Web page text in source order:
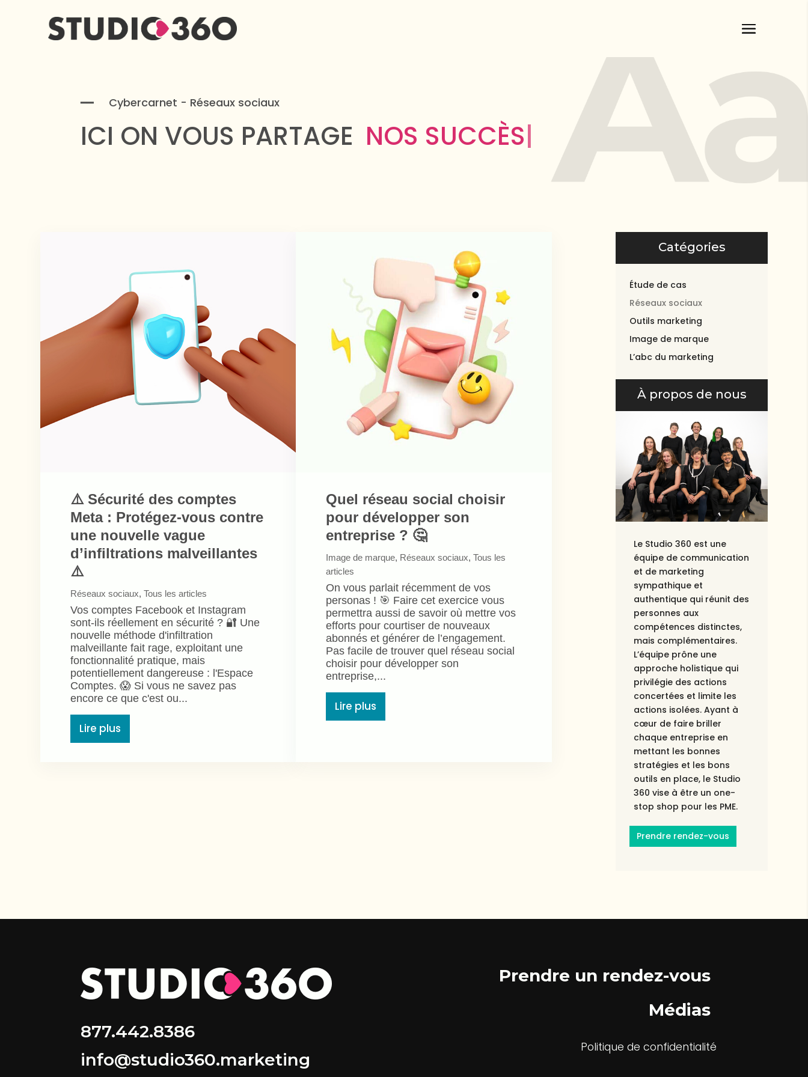
━━ Cybercarnet - Réseaux sociaux
ICI ON VOUS PARTAGE NOS SUC|
⚠️ Sécurité des comptes
Meta : Protégez-vous contre
une nouvelle vague
d’infiltrations malveillantes
⚠️
Réseaux sociaux,Tous les articles
Vos comptes Facebook et Instagram
sont-ils réellement en sécurité ? 🔐 Une
nouvelle méthode d'infiltration
malveillante fait rage, exploitant une
fonctionnalité pratique, mais
potentiellement dangereuse : l'Espace
Comptes. 😱 Si vous ne savez pas
encore ce que c'est ou...
Lire plus
Quel réseau social choisir
pour développer son
entreprise ? 🤔
Image de marque, Réseaux sociaux,Tous les
articles
On vous parlait récemment de vos
personas ! 🎯 Faire cet exercice vous
permettra aussi de savoir où mettre vos
efforts pour courtiser de nouveaux
abonnés et générer de l’engagement.
Pas facile de trouver quel réseau social
choisir pour développer son
entreprise,...
Lire plus
Catégories
Étude de cas
Réseaux sociaux
Outils marketing
Image de marque
L’abc du marketing
À propos de nous
Le Studio 360 est une
équipe de communication
et de marketing
sympathique et
authentique qui réunit des
personnes aux
compétences distinctes,
mais complémentaires.
L’équipe prône une
approche holistique qui
privilégie des actions
concertées et limite les
actions isolées. Ayant à
cœur de faire briller
chaque entreprise en
mettant les bonnes
stratégies et les bons
outils en place, le Studio
360 vise à être un one-
stop shop pour les PME.
Prendre rendez-vous
877.442.8386
info@studio360.marketing
Prendre un rendez-vous
Médias
Politique de confidentialité